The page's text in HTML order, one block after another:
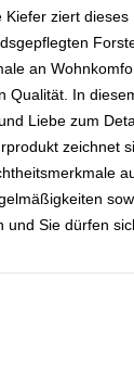
ziert dieses
an
Qualität. In
Liebe zum
zeichnet
und Sie dürfen